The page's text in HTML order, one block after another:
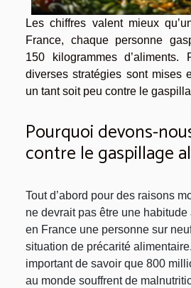
Les chiffres valent mieux
France, chaque personne
150 kilogrammes
diverses stratégies sont mises
un tant soit peu contre le
Pourquoi devons-
contre le gaspillage
Tout d’abord pour des raisons
ne devrait pas être une
en France une personne sur
situation de précarité
important de savoir que 800
au monde souffrent de